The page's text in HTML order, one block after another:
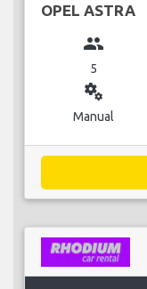
OPEL ASTRA
group
5
miscellaneous_services
Manual